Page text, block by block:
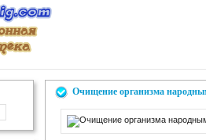
Очищение организма